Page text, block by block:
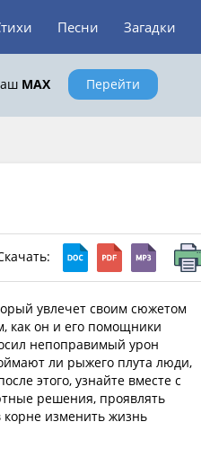
Песни Загадки
MAX Перейти
увлечет своим сюжетом
как он и его помощники
непоправимый урон
ли рыжего плута люди,
этого, узнайте вместе с
решения, проявлять
корне изменить жизнь